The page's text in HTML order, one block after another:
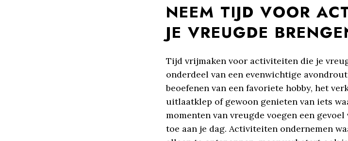
NEEM TIJD VOOR
JE VREUGDE
Tijd vrijmaken voor activiteiten die je
onderdeel van een evenwichtige
beoefenen van een favoriete hobby, het
uitlaatklep of gewoon genieten van iets
momenten van vreugde voegen een
toe aan je dag. Activiteiten ondernemen